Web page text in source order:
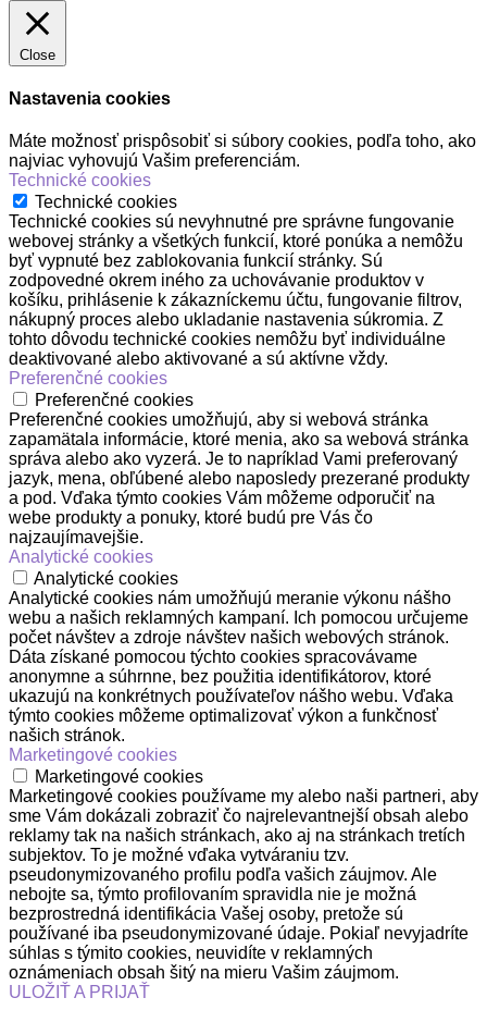
Close
Nastavenia cookies
Máte možnosť prispôsobiť si súbory cookies, podľa toho, ako
najviac vyhovujú Vašim preferenciám.
Technické cookies
Technické cookies
Technické cookies sú nevyhnutné pre správne fungovanie
webovej stránky a všetkých funkcií, ktoré ponúka a nemôžu
byť vypnuté bez zablokovania funkcií stránky. Sú
zodpovedné okrem iného za uchovávanie produktov v
košíku, prihlásenie k zákazníckemu účtu, fungovanie filtrov,
nákupný proces alebo ukladanie nastavenia súkromia. Z
tohto dôvodu technické cookies nemôžu byť individuálne
deaktivované alebo aktivované a sú aktívne vždy.
Preferenčné cookies
Preferenčné cookies
Preferenčné cookies umožňujú, aby si webová stránka
zapamätala informácie, ktoré menia, ako sa webová stránka
správa alebo ako vyzerá. Je to napríklad Vami preferovaný
jazyk, mena, obľúbené alebo naposledy prezerané produkty
a pod. Vďaka týmto cookies Vám môžeme odporučiť na
webe produkty a ponuky, ktoré budú pre Vás čo
najzaujímavejšie.
Analytické cookies
Analytické cookies
Analytické cookies nám umožňujú meranie výkonu nášho
webu a našich reklamných kampaní. Ich pomocou určujeme
počet návštev a zdroje návštev našich webových stránok.
Dáta získané pomocou týchto cookies spracovávame
anonymne a súhrnne, bez použitia identifikátorov, ktoré
ukazujú na konkrétnych používateľov nášho webu. Vďaka
týmto cookies môžeme optimalizovať výkon a funkčnosť
našich stránok.
Marketingové cookies
Marketingové cookies
Marketingové cookies používame my alebo naši partneri, aby
sme Vám dokázali zobraziť čo najrelevantnejší obsah alebo
reklamy tak na našich stránkach, ako aj na stránkach tretích
subjektov. To je možné vďaka vytváraniu tzv.
pseudonymizovaného profilu podľa vašich záujmov. Ale
nebojte sa, týmto profilovaním spravidla nie je možná
bezprostredná identifikácia Vašej osoby, pretože sú
používané iba pseudonymizované údaje. Pokiaľ nevyjadríte
súhlas s týmito cookies, neuvidíte v reklamných
oznámeniach obsah šitý na mieru Vašim záujmom.
ULOŽIŤ A PRIJAŤ